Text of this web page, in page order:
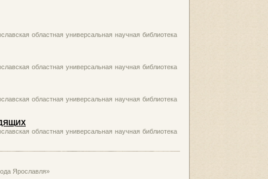
областная универсальная научная библиотека
областная универсальная научная библиотека
областная универсальная научная библиотека
областная универсальная научная библиотека
Ярославля»